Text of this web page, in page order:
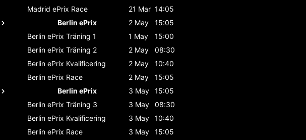
Madrid ePrix Race 21 Mar 14:05
Berlin ePrix
2 May
15:05
Berlin ePrix Träning 1 1 May
15:00
Berlin ePrix Träning 2 2 May
08:30
Berlin ePrix Kvalificering 2 May
10:40
Berlin ePrix Race 2 May
15:05
Berlin ePrix
3 May
15:05
Berlin ePrix Träning 3 3 May
08:30
Berlin ePrix Kvalificering 3 May
10:40
Berlin ePrix Race 3 May
15:05